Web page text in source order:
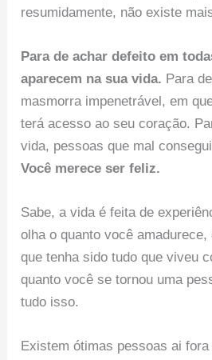
resumidamente, não existe
Para de achar defeito em
aparecem na sua vida. Para
masmorra impenetrável, em
terá acesso ao seu coração.
vida, pessoas que mal
Você merece ser feliz.
Sabe, a vida é feita de
olha o quanto você
que tenha sido tudo que viveu
quanto você se tornou uma
tudo isso.
Existem ótimas pessoas ai